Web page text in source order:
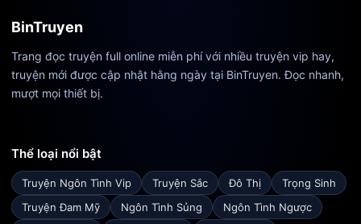
BinTruyen
Trang đọc truyện full online miễn phí với nhiều truyện vip hay,
truyện mới được cập nhật hằng ngày tại BinTruyen. Đọc nhanh,
mượt mọi thiết bị.
Thể loại nổi bật
Truyện Ngôn Tình Vip Truyện Sắc Đô Thị
Trọng Sinh
Truyện Đam Mỹ
Ngôn Tình Sủng
Ngôn Tình Ngược